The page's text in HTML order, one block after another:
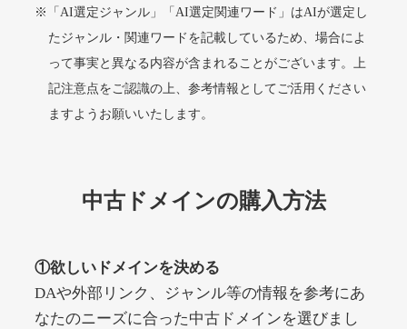
詳細を見る
ジャンルその他
DA51 外部リンク数 1202 ドメイン年齢1年
入札 0件
詳細を見る
10,800円 入札 0件
※「AI選定ジャンル」「AI選定関連ワード」はAIが選定し
たジャンル・関連ワードを記載しているため、場合によ
って事実と異なる内容が含まれることがございます。上
記注意点をご認識の上、参考情報としてご活用ください
ますようお願いいたします。
中古ドメインの購入方法
①欲しいドメインを決める
DAや外部リンク、ジャンル等の情報を参考にあ
なたのニーズに合った中古ドメインを選びまし